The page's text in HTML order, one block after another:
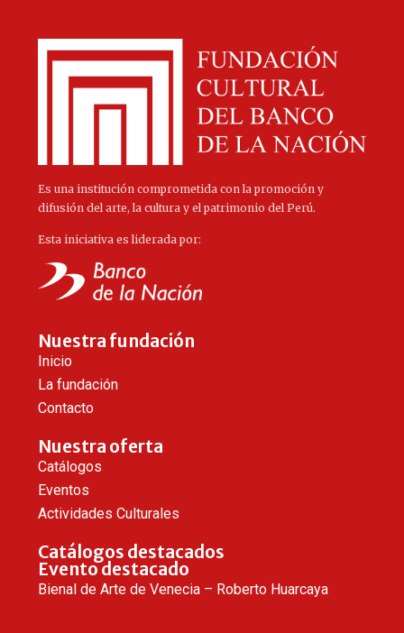
Es una institución comprometida con la promoción y
difusión del arte, la cultura y el patrimonio del Perú.
Esta iniciativa es liderada por:
Nuestra fundación
Inicio
La fundación
Contacto
Nuestra oferta
Catálogos
Eventos
Actividades Culturales
Catálogos destacados
Evento destacado
Bienal de Arte de Venecia – Roberto Huarcaya